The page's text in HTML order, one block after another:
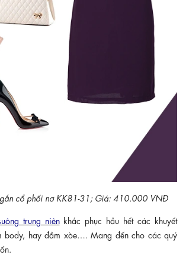
cổ phối nơ KK81-31; Giá: 410.000 VNĐ
trung niên khắc phục hầu hết các khuyết
body, hay đầm xòe…. Mang đến cho các quý